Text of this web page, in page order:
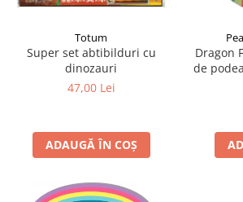
LEGO Harry Potter
LEGO Marvel Super Heroes
LEGO Super Heroes DC
LEGO Super Mario
LEGO Sonic the Hedgehog
LEGO Wicked
LEGO Animal Crossing
Totum
Super set abtibilduri cu
dinozauri
47,00 Lei
ADAUGĂ ÎN COȘ
Dragon
de